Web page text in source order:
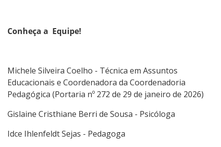
Conheça a Equipe!
Michele Silveira Coelho - Técnica em Assuntos
Educacionais e Coordenadora da Coordenadoria
Pedagógica (Portaria nº 272 de 29 de janeiro de 2026)
Gislaine Cristhiane Berri de Sousa - Psicóloga
Idce Ihlenfeldt Sejas - Pedagoga